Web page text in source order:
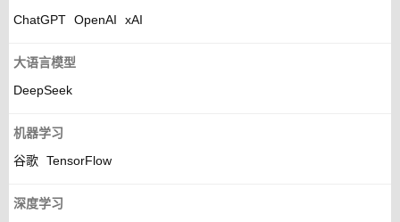
ChatGPT OpenAI xAI
大语言模型
DeepSeek
机器学习
谷歌 TensorFlow
深度学习